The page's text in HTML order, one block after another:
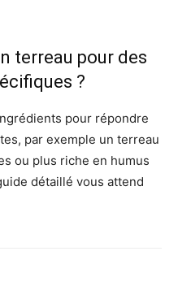
terreau pour des
?
pour répondre
par exemple un terreau
ou plus riche en humus
détaillé vous attend